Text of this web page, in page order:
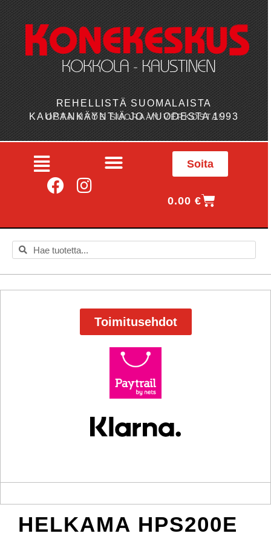
REHELLISTÄ SUOMALAISTA
KAUPANKÄYNTIÄ JO VUODESTA 1993
OSTA MYÖS SUORAAN VERKOSTA!
Soita
0.00€
Toimitusehdot
HELKAMA HPS200E